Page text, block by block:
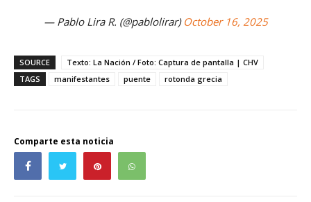
— Pablo Lira R. (@pablolirar) October 16, 2025
SOURCE
Texto: La Nación / Foto: Captura de pantalla | CHV
TAGS
manifestantes puente rotonda grecia
Comparte esta noticia